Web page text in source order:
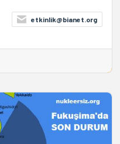
etkinlik@bianet.org